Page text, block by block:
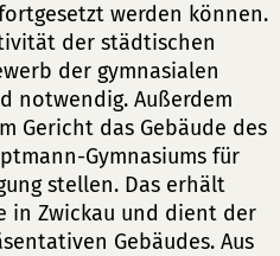
werden können.
der städtischen
der gymnasialen
notwendig. Außerdem
Gericht das Gebäude des
Gymnasiums für
stellen. Das erhält
in Zwickau und dient der
Gebäudes. Aus